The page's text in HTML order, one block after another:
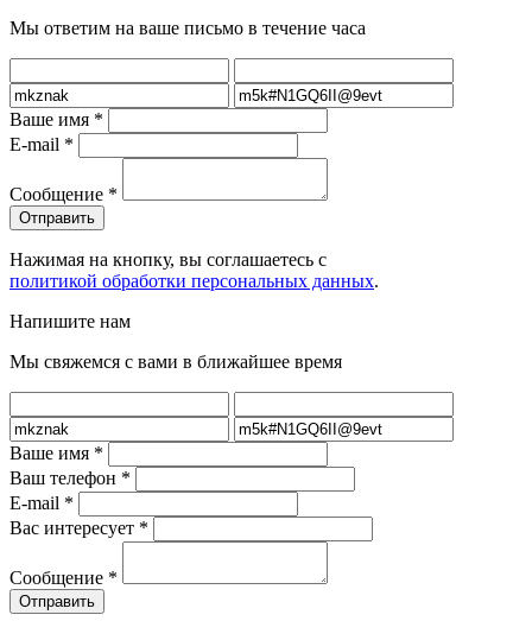
Мы ответим на ваше письмо в течение часа
Ваше имя *
E-mail *
Сообщение *
Нажимая на кнопку, вы соглашаетесь с
политикой обработки персональных данных.
Напишите нам
Мы свяжемся с вами в ближайшее время
Ваше имя *
Ваш телефон *
E-mail *
Вас интересует *
Сообщение *